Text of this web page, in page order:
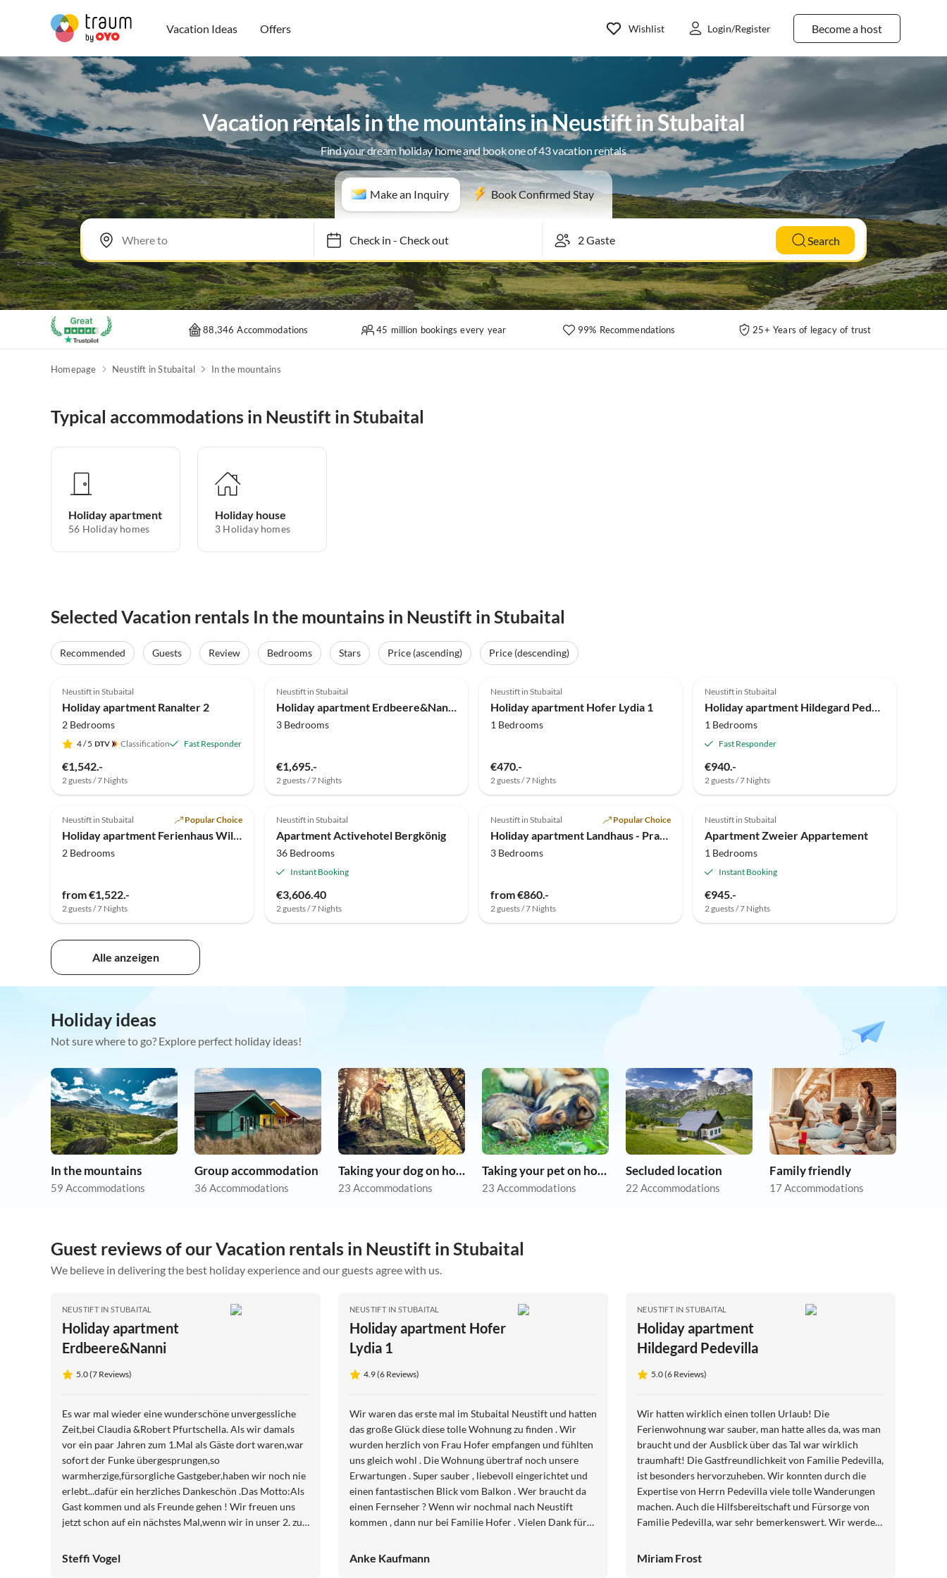
Vacation Ideas Offers Become a host
Wishlist Login/Register
Vacation rentals in the mountains in Neustift in Stubaital
Find your dream holiday home and book one of 43 vacation rentals
Make an Inquiry Book Confirmed Stay
Check in- Check out Search
88,346 Accommodations 45 million bookings every year 99% Recommendations 25+ Years of legacy of trust
Homepage Neustift in Stubaital In the mountains
Typical accommodations in Neustift in Stubaital
Holiday apartment
56 Holiday homes
Holiday house
3 Holiday homes
Selected Vacation rentals In the mountains in Neustift in Stubaital
Recommended Guests Review Bedrooms Stars Price (ascending)
Price (descending)
Neustift in Stubaital
Holiday apartment Ranalter 2
2 Bedrooms
4/ 5 Classification Fast Responder
€1,542.-
2 guests / 7 Nights
2025 Award
Top-Listing
Neustift in Stubaital
Holiday apartment Erdbeere&Nanni
3 Bedrooms
€1,695.-
2 guests / 7 Nights
Neustift in Stubaital
Holiday apartment Hofer Lydia 1
1 Bedrooms
€470.-
2 guests / 7 Nights
Neustift in Stubaital
Holiday apartment Hildegard Pedevilla
1 Bedrooms
Fast Responder
€940.-
2 guests / 7 Nights
4.8 (5)
Neustift in Stubaital Popular Choice
Holiday apartment Ferienhaus Wilfried
2 Bedrooms
from €1,522.-
2 guests / 7 Nights
Neustift in Stubaital
Apartment Activehotel Bergkönig
36 Bedrooms
Instant Booking
€3,606.40
2 guests / 7 Nights
Neustift in Stubaital Popular Choice
Holiday apartment Landhaus - Praxmarer
3 Bedrooms
from €860.-
2 guests / 7 Nights
Neustift in Stubaital
Apartment Zweier Appartement
1 Bedrooms
Instant Booking
€945.-
2 guests / 7 Nights
Alle anzeigen
Holiday ideas
Not sure where to go? Explore perfect holiday ideas!
In the mountains
59 Accommodations
Group accommodation
36 Accommodations
Taking your dog on holiday
23 Accommodations
Taking your pet on holiday
23 Accommodations
Secluded location
22 Accommodations
Family friendly
17 Accommodations
Guest reviews of our Vacation rentals in Neustift in Stubaital
We believe in delivering the best holiday experience and our guests agree with us.
NEUSTIFT IN STUBAITAL
Holiday apartment
Erdbeere&Nanni
5.0 (7 Reviews)
Es war mal wieder eine wunderschöne unvergessliche
Zeit,bei Claudia &Robert Pfurtschella. Als wir damals
vor ein paar Jahren zum 1.Mal als Gäste dort waren,war
sofort der Funke übergesprungen,so
warmherzige,fürsorgliche Gastgeber,haben wir noch nie
erlebt...dafür ein herzliches Dankeschön .Das Motto:Als
Gast kommen und als Freunde gehen ! Wir freuen uns
jetzt schon auf ein nächstes Mal,wenn wir in unser 2. zu
Steffi Vogel
NEUSTIFT IN STUBAITAL
Holiday apartment Hofer
Lydia 1
4.9 (6 Reviews)
Wir waren das erste mal im Stubaital Neustift und hatten
das große Glück diese tolle Wohnung zu finden . Wir
wurden herzlich von Frau Hofer empfangen und fühlten
uns gleich wohl . Die Wohnung übertraf noch unsere
Erwartungen . Super sauber , liebevoll eingerichtet und
einen fantastischen Blick vom Balkon . Wer braucht da
einen Fernseher ? Wenn wir nochmal nach Neustift
kommen , dann nur bei Familie Hofer . Vielen Dank für
Anke Kaufmann
NEUSTIFT IN STUBAITAL
Holiday apartment
Hildegard Pedevilla
5.0 (6 Reviews)
Wir hatten wirklich einen tollen Urlaub! Die
Ferienwohnung war sauber, man hatte alles da, was man
braucht und der Ausblick über das Tal war wirklich
traumhaft! Die Gastfreundlichkeit von Familie Pedevilla,
ist besonders hervorzuheben. Wir konnten durch die
Expertise von Herrn Pedevilla viele tolle Wanderungen
machen. Auch die Hilfsbereitschaft und Fürsorge von
Familie Pedevilla, war sehr bemerkenswert. Wir werden
Miriam Frost